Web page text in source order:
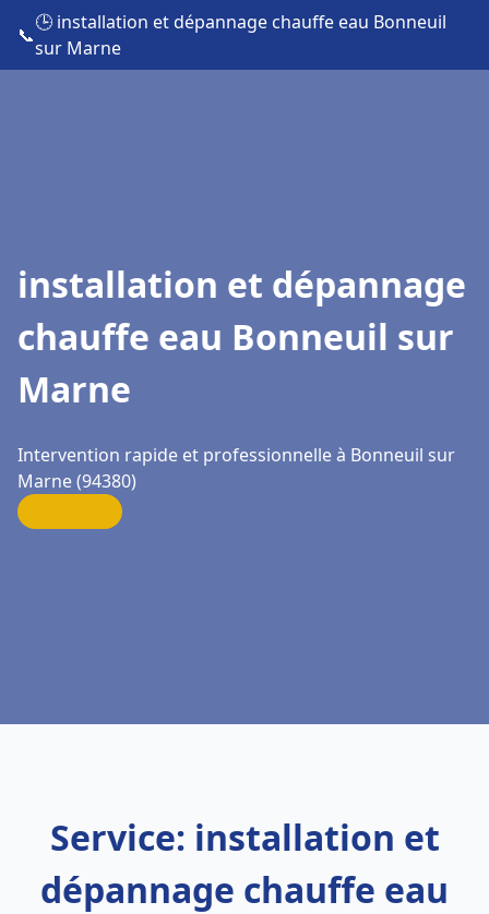
📞
🕒 installation et dépannage chauffe eau Bonneuil
sur Marne
installation et dépannage
chauffe eau Bonneuil sur
Marne
Intervention rapide et professionnelle à Bonneuil sur
Marne (94380)
Service: installation et
dépannage chauffe eau